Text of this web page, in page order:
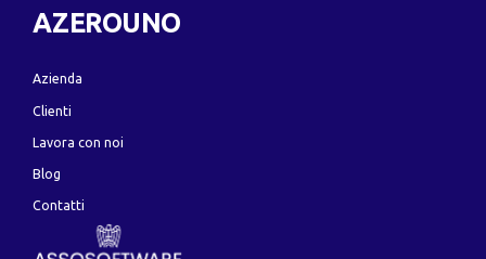
AZEROUNO
Azienda
Clienti
Lavora con noi
Blog
Contatti